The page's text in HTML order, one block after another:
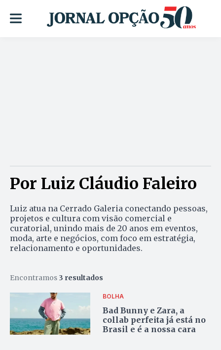
Por Luiz Cláudio Faleiro
Luiz atua na Cerrado Galeria conectando pessoas,
projetos e cultura com visão comercial e
curatorial, unindo mais de 20 anos em eventos,
moda, arte e negócios, com foco em estratégia,
relacionamento e oportunidades.
Encontramos 3 resultados
BOLHA
Bad Bunny e Zara, a
collab perfeita já está no
Brasil e é a nossa cara